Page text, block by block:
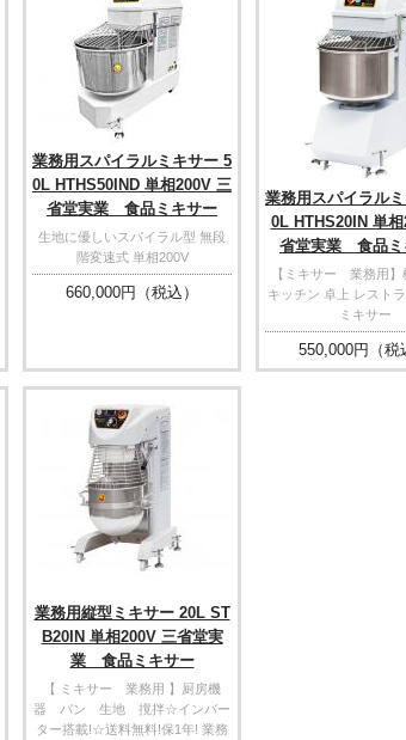
業務用スパイラルミキサー 5
0L HTHS50IND 単相200V 三
省堂実業 食品ミキサー
生地に優しいスパイラル型 無段
階変速式 単相200V
660,000円（税込）
業務用スパイラル
0L HTHS20IN 単
省堂実業 食品ミ
【ミキサー 業務用】
キッチン 卓上 レスト
ミキサー
550,000円（税
業務用縦型ミキサー 20L ST
B20IN 単相200V 三省堂実
業 食品ミキサー
【 ミキサー 業務用 】厨房機
器 パン 生地 撹拌☆インバー
ター搭載!☆送料無料!保1年! 業務